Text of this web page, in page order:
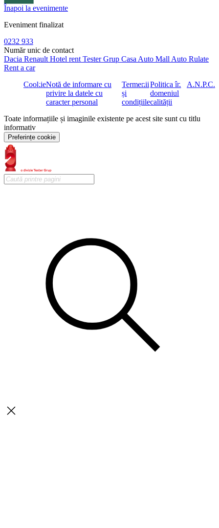
Înapoi la evenimente
Eveniment finalizat
0232 933
Număr unic de contact
Dacia Renault Hotel rent Tester Grup Casa Auto Mall Auto Rulate
Rent a car
CookieNotă de informare cu
privire la datele cu
caracter personal
Termenii
și
condițiile
Politica în
domeniul
calității
A.N.P.C.
Toate informațiile și imaginile existente pe acest site sunt cu titlu
informativ
Preferințe cookie